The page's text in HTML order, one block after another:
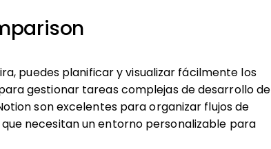
puedes planificar y visualizar fácilmente los
gestionar tareas complejas de desarrollo de
son excelentes para organizar flujos de
necesitan un entorno personalizable para